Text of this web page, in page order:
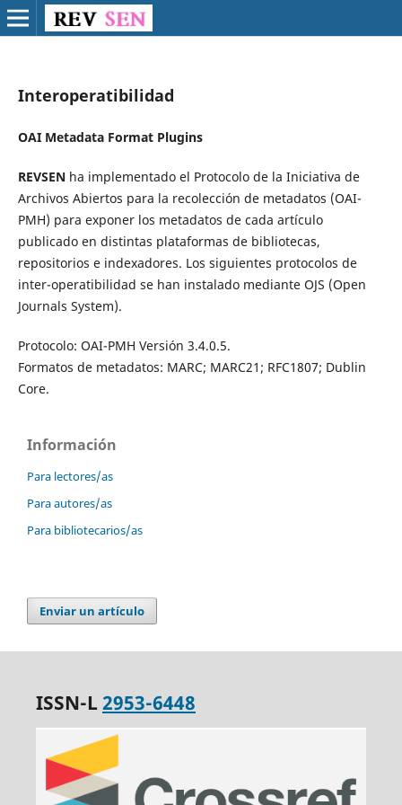
Interoperatibilidad
OAI Metadata Format Plugins
REVSENha implementado el Protocolo de la Iniciativa de
Archivos Abiertos para la recolección de metadatos (OAI-
PMH) para exponer los metadatos de cada artículo
publicado en distintas plataformas de bibliotecas,
repositorios e indexadores. Los siguientes protocolos de
inter-operatibilidad se han instalado mediante OJS (Open
Journals System).
Protocolo: OAI-PMH Versión 3.4.0.5.
Formatos de metadatos: MARC; MARC21; RFC1807; Dublin
Core.
Información
Para lectores/as
Para autores/as
Para bibliotecarios/as
Enviar un artículo
ISSN-L2953-6448